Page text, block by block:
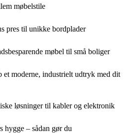
møbelstile
pres til unikke bordplader
møbel til små boliger
et moderne, industrielt udtryk med dit
løsninger til kabler og elektronik
hygge – sådan gør du